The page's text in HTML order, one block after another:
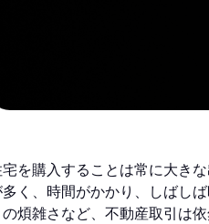
を購入することは常に大き
く、時間がかかり、しばし
の煩雑さなど、不動産取引は